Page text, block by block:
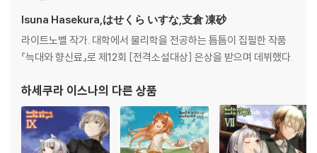
Isuna Hasekura,はせくら いすな,支倉 凍砂
라이트노벨 작가. 대학에서 물리학을 전공하는 틈틈이 집필한 작품
『늑대와 향신료』로 제12회 [전격소설대상] 은상을 받으며 데뷔했다.
하세쿠라 이스나의 다른 상품